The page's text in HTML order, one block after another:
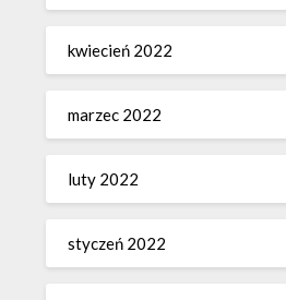
kwiecień 2022
marzec 2022
luty 2022
styczeń 2022